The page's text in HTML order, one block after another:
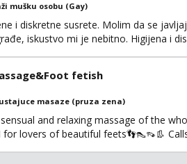
mušku osobu (Gay)
i diskretne susrete. Molim da se
iskustvo mi je nebitno. Higijena i
fetish
masaze (pruza zena)
and relaxing massage of the
for lovers of beautiful feets👣👠👡👢